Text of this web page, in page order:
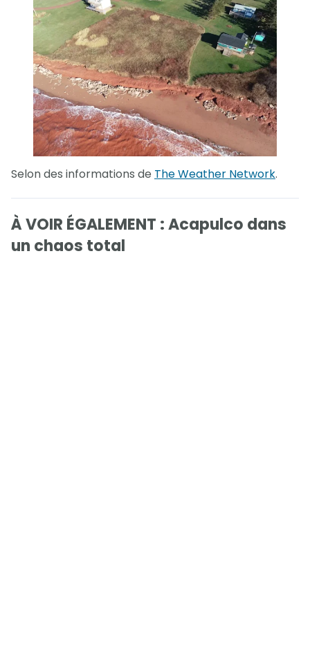
Selon des informations de The Weather Network.
À VOIR ÉGALEMENT : Acapulco dans
un chaos total